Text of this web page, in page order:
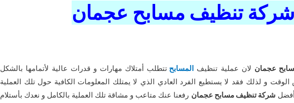
شركة تنظيف مسابح عجمان
عجمان لان عملية تنظيف المسابح تتطلب أمتلاك مهارات و قدرات عالية لأتمامها بالشكل
و لذلك فقد لا يستطيع الفرد العادي الذي لا يمتلك المعلومات الكافية حول تلك العملية
شركة تنظيف مسابح عجمان رفعنا عنك متاعب و مشاقة تلك العملية بالكامل و نعدك بأستلام